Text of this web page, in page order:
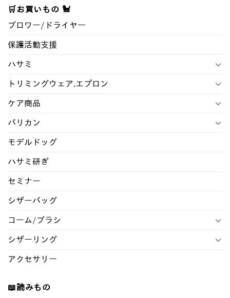
象:
🛒お買いもの 🐩
ブロワー/ドライヤ―
保護活動支援
ハサミ
トリミングウェア.エプロン
ケア商品
バリカン
モデルドッグ
ハサミ研ぎ
セミナー
シザーバッグ
コーム/ブラシ
シザーリング
アクセサリー
📖読みもの